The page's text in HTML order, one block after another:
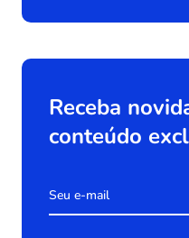
Receba
conteúdo